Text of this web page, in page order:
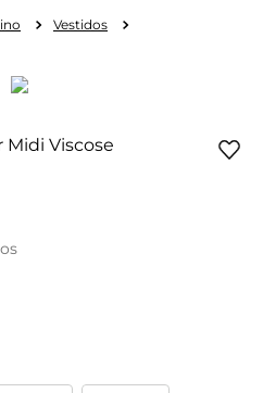
Vestidos
Viscose